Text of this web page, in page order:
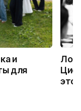
и
для
это